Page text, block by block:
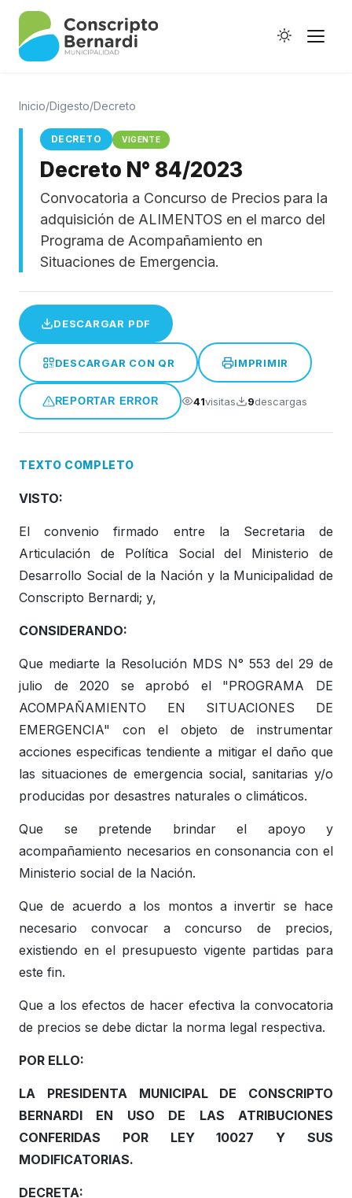
Historia
Galería de Ptes.
Horario de Colectivos
Autoridades
Digesto Municipal
Honorable Concejo Deliverante
Inicio/Digesto/Decreto
DECRETO VIGENTE
Decreto N° 84/2023
Convocatoria a Concurso de Precios para la
adquisición de ALIMENTOS en el marco del
Programa de Acompañamiento en
Situaciones de Emergencia.
DESCARGAR PDF
DESCARGAR CON QR IMPRIMIR
REPORTAR ERROR 41visitas 9descargas
TEXTO COMPLETO
VISTO:
El convenio firmado entre la Secretaria de
Articulación de Política Social del Ministerio de
Desarrollo Social de la Nación y la Municipalidad de
Conscripto Bernardi; y,
CONSIDERANDO:
Que mediarte la Resolución MDS N° 553 del 29 de
julio de 2020 se aprobó el "PROGRAMA DE
ACOMPAÑAMIENTO EN SITUACIONES DE
EMERGENCIA" con el objeto de instrumentar
acciones especificas tendiente a mitigar el daño que
las situaciones de emergencia social, sanitarias y/o
producidas por desastres naturales o climáticos.
Que se pretende brindar el apoyo y
acompañamiento necesarios en consonancia con el
Ministerio social de la Nación.
Que de acuerdo a los montos a invertir se hace
necesario convocar a concurso de precios,
existiendo en el presupuesto vigente partidas para
este fin.
Que a los efectos de hacer efectiva la convocatoria
de precios se debe dictar la norma legal respectiva.
POR ELLO:
LA PRESIDENTA MUNICIPAL DE CONSCRIPTO
BERNARDI EN USO DE LAS ATRIBUCIONES
CONFERIDAS POR LEY 10027 Y SUS
MODIFICATORIAS.
DECRETA: